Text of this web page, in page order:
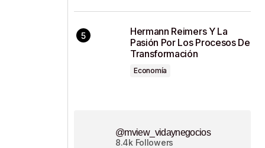
Hermann Reimers Y La
Pasión Por Los Procesos De
Transformación
Economía
@mview_vidaynegocios
8.4k Followers